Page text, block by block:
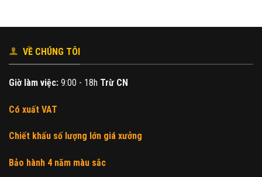
VỀ CHÚNG TÔI
Giờ làm việc: 9:00 - 18h Trừ CN
Có xuất VAT
Chiết khấu số lượng lớn giá xưởng
Bảo hành 4 năm màu sắc